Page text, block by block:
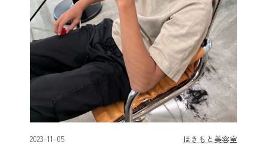
2023-11-05 ほきもと美容室